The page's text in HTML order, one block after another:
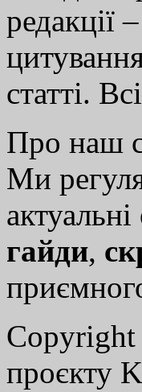
редакції
статті.
Про наш
Ми
актуальні
гайди,
Copyright
проєкту